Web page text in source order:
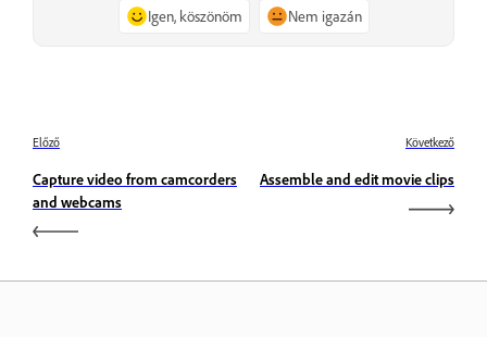
Igen, köszönöm Nem igazán
Előző
Capture video from camcorders
and webcams
Következő
Assemble and edit movie clips